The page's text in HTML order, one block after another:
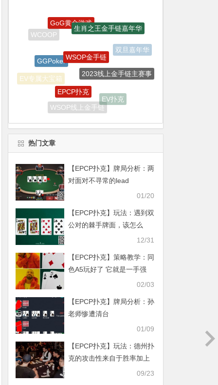
APT亚洲扑克巡回赛
WSOP
GGPoker
WSOP金手链
2023线上金手链主赛事
EV扑克
WSOP线上金手链
EPCP扑克
热门文章
【EPCP扑克】牌局分析：两
对面对不寻常的lead
01/20
【EPCP扑克】玩法：遇到双
公对的棘手牌面，该怎么
12/31
【EPCP扑克】策略教学：同
色A5玩好了 它就是一手强
02/03
【EPCP扑克】牌局分析：孙
老师惨遭清台
01/09
【EPCP扑克】玩法：德州扑
克的攻击性来自于胜率加上
09/23